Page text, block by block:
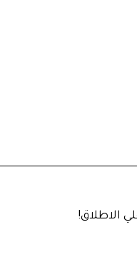
الاطلاق!